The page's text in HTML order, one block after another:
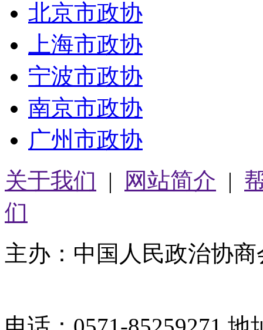
北京市政协
上海市政协
宁波市政协
南京市政协
广州市政协
关于我们 | 网站简介 |
们
主办：中国人民政治协